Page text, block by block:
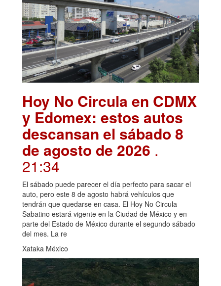
Hoy No Circula en CDMX
y Edomex: estos autos
descansan el sábado 8
de agosto de 2026 .
21:34
El sábado puede parecer el día perfecto para sacar el
auto, pero este 8 de agosto habrá vehículos que
tendrán que quedarse en casa. El Hoy No Circula
Sabatino estará vigente en la Ciudad de México y en
parte del Estado de México durante el segundo sábado
del mes. La re
Xataka México